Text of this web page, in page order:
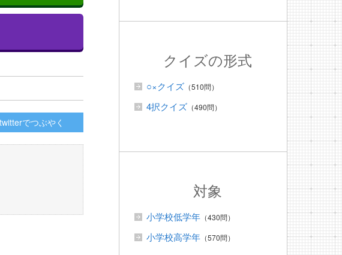
でつぶやく
クイズの形式
○×クイズ （510問）
4択クイズ （490問）
対象
小学校低学年 （430問）
小学校高学年 （570問）